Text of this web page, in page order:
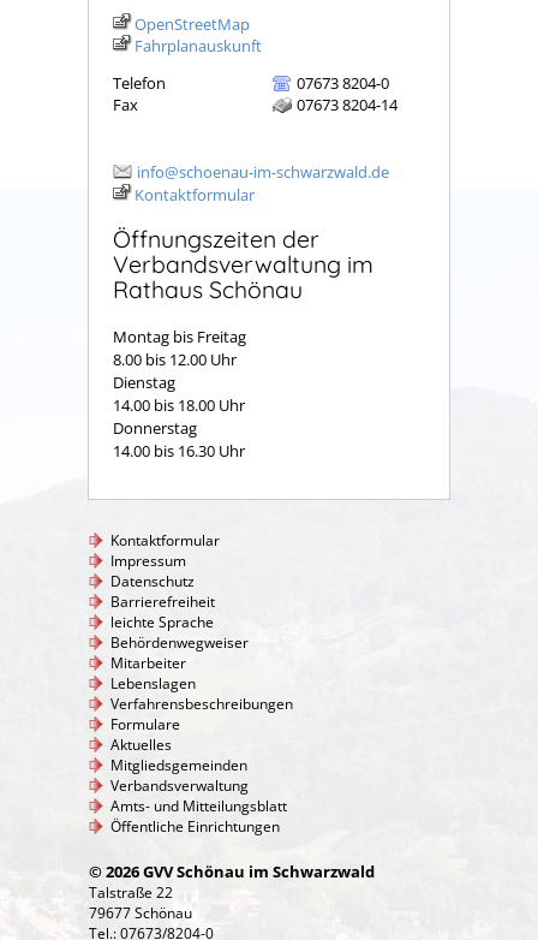
OpenStreetMap
Fahrplanauskunft
Telefon
07673 8204-0
Fax
07673 8204-14
info@schoenau-im-schwarzwald.de
Kontaktformular
Öffnungszeiten der
Verbandsverwaltung im
Rathaus Schönau
Montag bis Freitag
8.00 bis 12.00 Uhr
Dienstag
14.00 bis 18.00 Uhr
Donnerstag
14.00 bis 16.30 Uhr
Kontaktformular
Impressum
Datenschutz
Barrierefreiheit
leichte Sprache
Behördenwegweiser
Mitarbeiter
Lebenslagen
Verfahrensbeschreibungen
Formulare
Aktuelles
Mitgliedsgemeinden
Verbandsverwaltung
Amts- und Mitteilungsblatt
Öffentliche Einrichtungen
© 2026 GVV Schönau im Schwarzwald
Talstraße 22
79677 Schönau
Tel.: 07673/8204-0